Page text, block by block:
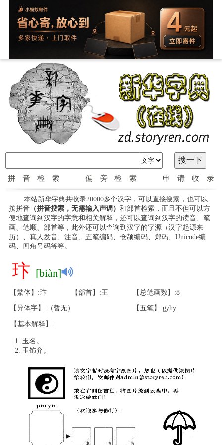
拼音检索 偏旁检索 申请收录
本站新华字典共收录20000多个汉字，可以直接搜索，也可以
按拼音（拼音搜索，无需输入声调） 和部首检索，而且不但可以方
便地查询到汉字的字意和相关解释，还可以查询到汉字的读音、笔
画、笔顺、部首等，此外还可以查询到汉字的字源（汉字起源来
历）、真人发音、注音、五笔编码、仓颉编码、郑码、Unicode编
码、四角号码等等。
玣 [biàn]
【繁体】:玣 【部首】:王 【总笔画数】:8
【异体字】:（暂无） 【五笔】:gyhy
【基本解释】:
玉名。
玉饰弁。